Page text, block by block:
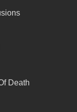
Death